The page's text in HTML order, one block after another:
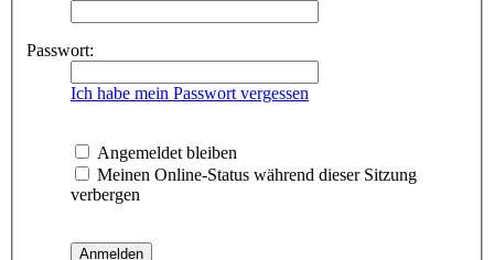
Passwort:
Ich habe mein Passwort vergessen
Angemeldet bleiben
Meinen Online-Status während dieser Sitzung
verbergen